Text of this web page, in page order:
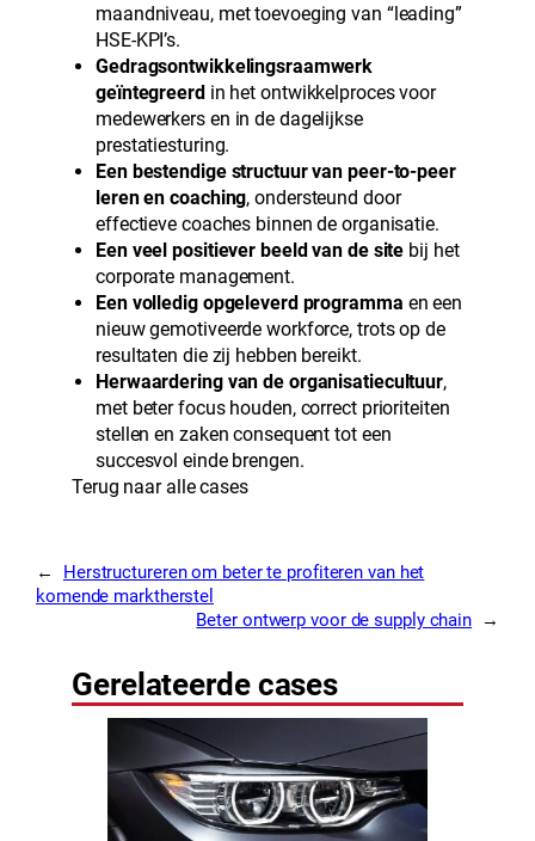
maandniveau, met toevoeging van “leading”
HSE-KPI’s.
Gedragsontwikkelingsraamwerk
geïntegreerdin het ontwikkelproces voor
medewerkers en in de dagelijkse
prestatiesturing.
Een bestendige structuur van peer-to-peer
leren en coaching, ondersteund door
effectieve coaches binnen de organisatie.
Een veel positiever beeld van de site bij het
corporate management.
Een volledig opgeleverd programma en een
nieuw gemotiveerde workforce, trots op de
resultaten die zij hebben bereikt.
Herwaardering van de organisatiecultuur,
met beter focus houden, correct prioriteiten
stellen en zaken consequent tot een
succesvol einde brengen.
Terug naar alle cases
←
Herstructureren om beter te profiteren van het
komende marktherstel
Beter ontwerp voor de supply chain
→
Gerelateerde cases